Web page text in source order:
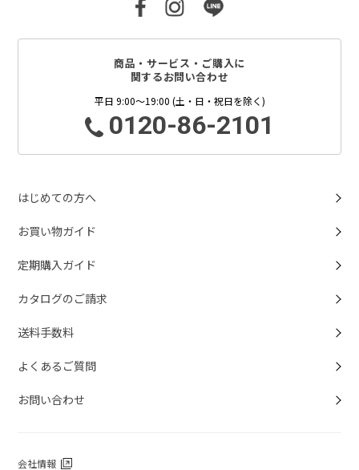
商品・サービス・ご購入に
関するお問い合わせ
平日 9:00～19:00 (土・日・祝日を除く)
0120-86-2101
はじめての方へ
お買い物ガイド
定期購入ガイド
カタログのご請求
送料手数料
よくあるご質問
お問い合わせ
会社情報